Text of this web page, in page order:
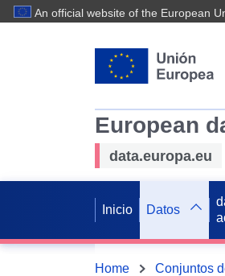
An official website of the European
European
data.europa.eu
Inicio Datos
Home Conjuntos